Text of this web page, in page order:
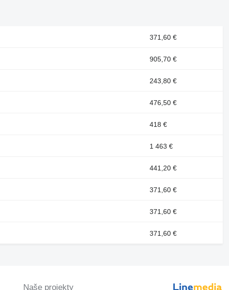
371,60 €
905,70 €
243,80 €
476,50 €
418 €
1 463 €
441,20 €
371,60 €
371,60 €
371,60 €
Naše projekty